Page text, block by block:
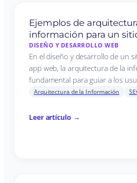
Ejemplos de
información para un
DISEÑO Y DESARROLLO WEB
En el diseño y desarrollo de un
app web, la arquitectura de la
fundamental para guiar a los
Arquitectura de la Información
Leer artículo →